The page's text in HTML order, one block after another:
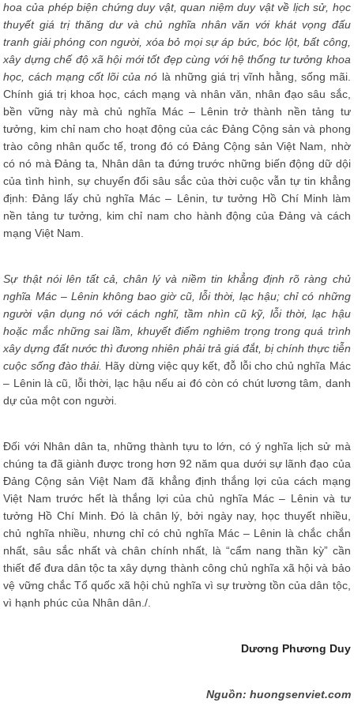
hoa của phép biện chứng duy vật, quan niệm duy vật về lịch sử, học
thuyết giá trị thăng dư và chủ nghĩa nhân văn với khát vọng đấu
tranh giải phóng con người, xóa bỏ mọi sự áp bức, bóc lột, bất công,
xây dựng chế độ xã hội mới tốt đẹp cùng với hệ thống tư tưởng khoa
học, cách mạng cốt lõi của nó là những giá trị vĩnh hằng, sống mãi.
Chính giá trị khoa học, cách mạng và nhân văn, nhân đạo sâu sắc,
bền vững này mà chủ nghĩa Mác – Lênin trở thành nền tảng tư
tưởng, kim chỉ nam cho hoạt động của các Đảng Cộng sản và phong
trào công nhân quốc tế, trong đó có Đảng Cộng sản Việt Nam, nhờ
có nó mà Đảng ta, Nhân dân ta đứng trước những biến động dữ dội
của tình hình, sự chuyển đổi sâu sắc của thời cuộc vẫn tự tin khẳng
định: Đảng lấy chủ nghĩa Mác – Lênin, tư tưởng Hồ Chí Minh làm
nền tảng tư tưởng, kim chỉ nam cho hành động của Đảng và cách
mạng Việt Nam.
Sự thật nói lên tất cả, chân lý và niềm tin khẳng định rõ ràng chủ
nghĩa Mác – Lênin không bao giờ cũ, lỗi thời, lạc hậu; chỉ có những
người vận dụng nó với cách nghĩ, tầm nhìn cũ kỹ, lỗi thời, lạc hậu
hoặc mắc những sai lầm, khuyết điểm nghiêm trọng trong quá trình
xây dựng đất nước thì đương nhiên phải trả giá đắt, bị chính thực tiễn
cuộc sống đào thải. Hãy dừng việc quy kết, đỗ lỗi cho chủ nghĩa Mác
– Lênin là cũ, lỗi thời, lạc hậu nếu ai đó còn có chút lương tâm, danh
dự của một con người.
Đối với Nhân dân ta, những thành tựu to lớn, có ý nghĩa lịch sử mà
chúng ta đã giành được trong hơn 92 năm qua dưới sự lãnh đạo của
Đảng Cộng sản Việt Nam đã khẳng định thắng lợi của cách mạng
Việt Nam trước hết là thắng lợi của chủ nghĩa Mác – Lênin và tư
tưởng Hồ Chí Minh. Đó là chân lý, bởi ngày nay, học thuyết nhiều,
chủ nghĩa nhiều, nhưng chỉ có chủ nghĩa Mác – Lênin là chắc chắn
nhất, sâu sắc nhất và chân chính nhất, là “cẩm nang thần kỳ” cần
thiết để đưa dân tộc ta xây dựng thành công chủ nghĩa xã hội và bảo
vệ vững chắc Tổ quốc xã hội chủ nghĩa vì sự trường tồn của dân tộc,
vì hạnh phúc của Nhân dân./.
Dương Phương Duy
Nguồn: huongsenviet.com